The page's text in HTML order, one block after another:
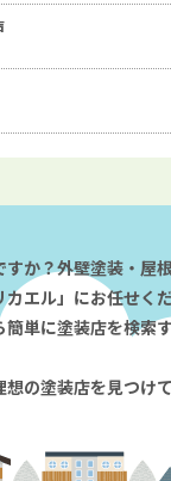
か？外壁塗装・屋
エル」にお任せくだ
単に塗装店を検索
の塗装店を見つけて